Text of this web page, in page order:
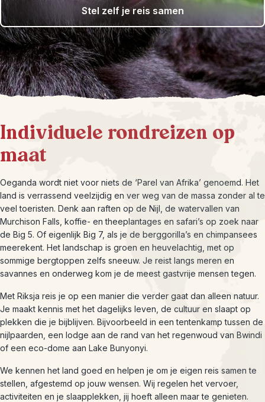
Stel zelf je reis samen
Individuele rondreizen op
maat
Oeganda wordt niet voor niets de ‘Parel van Afrika’ genoemd. Het
land is verrassend veelzijdig en ver weg van de massa zonder al te
veel toeristen. Denk aan raften op de Nijl, de watervallen van
Murchison Falls, koffie- en theeplantages en safari’s op zoek naar
de Big 5. Of eigenlijk Big 7, als je de berggorilla’s en chimpansees
meerekent. Het landschap is groen en heuvelachtig, met op
sommige bergtoppen zelfs sneeuw. Je reist langs meren en
savannes en onderweg kom je de meest gastvrije mensen tegen.
Met Riksja reis je op een manier die verder gaat dan alleen natuur.
Je maakt kennis met het dagelijks leven, de cultuur en slaapt op
plekken die je bijblijven. Bijvoorbeeld in een tentenkamp tussen de
nijlpaarden, een lodge aan de rand van het regenwoud van Bwindi
of een eco-dome aan Lake Bunyonyi.
We kennen het land goed en helpen je om je eigen reis samen te
stellen, afgestemd op jouw wensen. Wij regelen het vervoer,
activiteiten en je slaapplekken, jij hoeft alleen maar te genieten.